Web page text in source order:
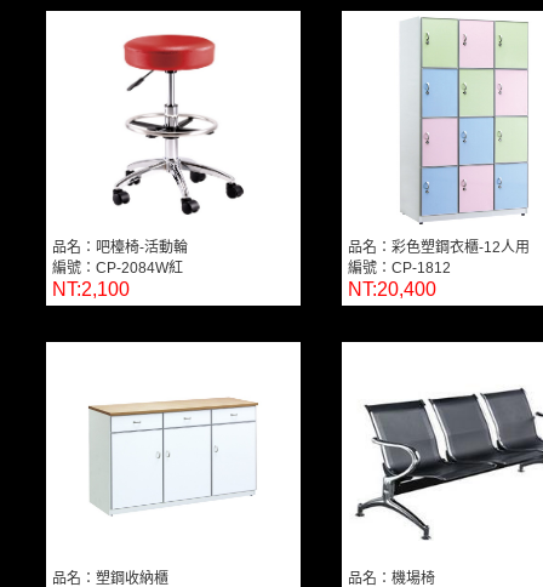
品名：吧檯椅-活動輪
編號：CP-2084W紅
NT:2,100
品名：彩色塑鋼衣櫃-12人用
編號：CP-1812
NT:20,400
品名：塑鋼收納櫃 品名：機場椅